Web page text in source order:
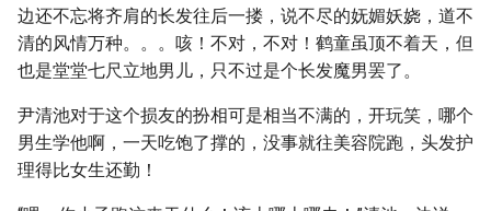
边还不忘将齐肩的长发往后一搂，说不尽的妩媚妖娆，道不
清的风情万种。。。咳！不对，不对！鹤童虽顶不着天，但
也是堂堂七尺立地男儿，只不过是个长发魔男罢了。
尹清池对于这个损友的扮相可是相当不满的，开玩笑，哪个
男生学他啊，一天吃饱了撑的，没事就往美容院跑，头发护
理得比女生还勤！